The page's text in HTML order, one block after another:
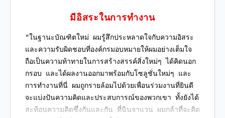
มีอิสระในการทำงาน
"ในฐานะบัณฑิตใหม่ ผมรู้สึกประหลาดใจกับความอิสระ
และความรับผิดชอบที่องค์กรมอบหมายให้ผมอย่างเต็มใจ
ถือเป็นความท้าทายในการสร้างสรรค์สิ่งใหม่ๆ ได้คิดนอก
กรอบ และได้ผลงานออกมาพร้อมกับโซลูชั่นใหม่ๆ และ
การทำงานที่นี่ ผมถูกรายล้อมไปด้วยเพื่อนร่วมงานที่ยินดี
จะแบ่งปันความคิดและประสบการณ์ของพวกเขา ทั้งยังได้
สะท้อนความคิดซึ่งกันและกัน ที่นินจาแวน ผมกล้าที่จะคิด